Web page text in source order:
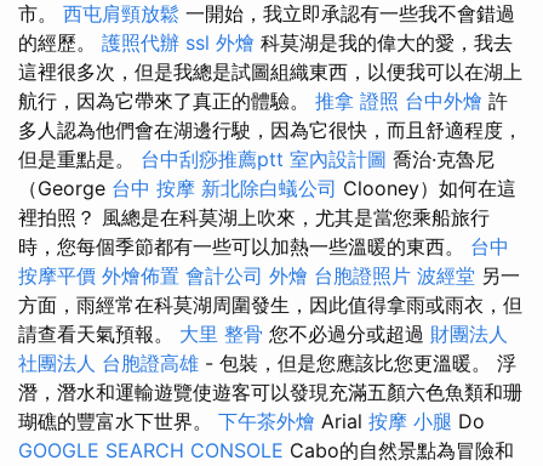
市。 西屯肩頸放鬆 一開始，我立即承認有一些我不會錯過
的經歷。 護照代辦 ssl 外燴 科莫湖是我的偉大的愛，我去
這裡很多次，但是我總是試圖組織東西，以便我可以在湖上
航行，因為它帶來了真正的體驗。 推拿 證照 台中外燴 許
多人認為他們會在湖邊行駛，因為它很快，而且舒適程度，
但是重點是。 台中刮痧推薦ptt 室內設計圖 喬治·克魯尼
（George 台中 按摩 新北除白蟻公司 Clooney）如何在這
裡拍照？ 風總是在科莫湖上吹來，尤其是當您乘船旅行
時，您每個季節都有一些可以加熱一些溫暖的東西。 台中
按摩平價 外燴佈置 會計公司 外燴 台胞證照片 波經堂 另一
方面，雨經常在科莫湖周圍發生，因此值得拿雨或雨衣，但
請查看天氣預報。 大里 整骨 您不必過分或超過 財團法人
社團法人 台胞證高雄 - 包裝，但是您應該比您更溫暖。 浮
潛，潛水和運輸遊覽使遊客可以發現充滿五顏六色魚類和珊
瑚礁的豐富水下世界。 下午茶外燴 Arial 按摩 小腿 Do
GOOGLE SEARCH CONSOLE Cabo的自然景點為冒險和